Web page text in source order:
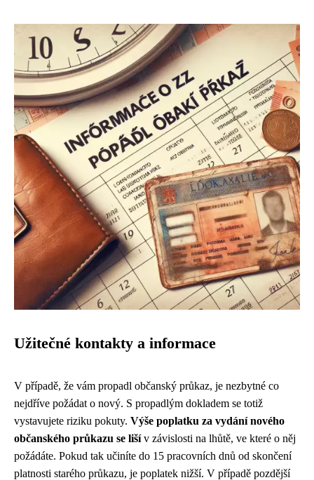
Užitečné kontakty a informace
V případě, že vám propadl občanský průkaz, je nezbytné co
nejdříve požádat o nový. S propadlým dokladem se totiž
vystavujete riziku pokuty. Výše poplatku za vydání nového
občanského průkazu se lišív závislosti na lhůtě, ve které o něj
požádáte. Pokud tak učiníte do 15 pracovních dnů od skončení
platnosti starého průkazu, je poplatek nižší. V případě pozdější